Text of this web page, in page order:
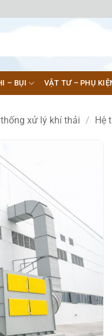
– BỤI VẬT TƯ – PHỤ
thống xử lý khí thải / Hệ